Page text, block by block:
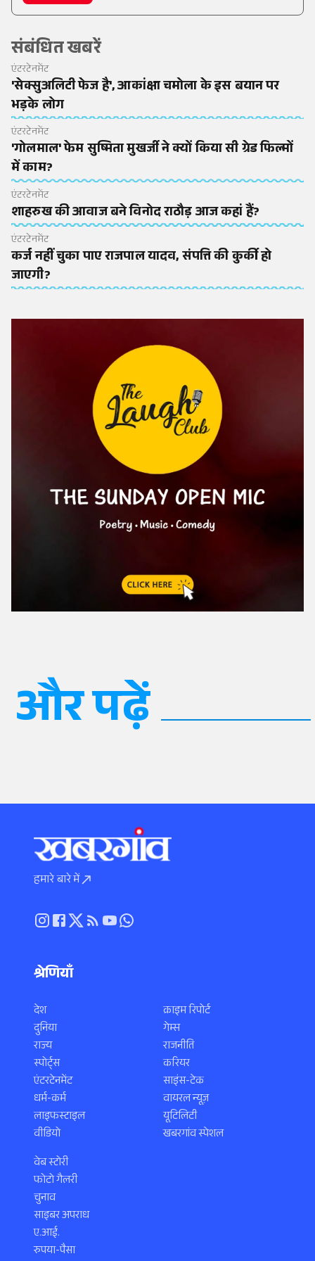
संबंधित खबरें
एंटरटेनमेंट
'सेक्सुअलिटी फेज है', आकांक्षा चमोला के इस बयान पर
भड़के लोग
एंटरटेनमेंट
'गोलमाल' फेम सुष्मिता मुखर्जी ने क्यों किया सी ग्रेड फिल्मों
में काम?
एंटरटेनमेंट
शाहरुख की आवाज बने विनोद राठौड़ आज कहां हैं?
एंटरटेनमेंट
कर्ज नहीं चुका पाए राजपाल यादव, संपत्ति की कुर्की हो
जाएगी?
और पढ़ें
हमारे बारे में
श्रेणियाँ
देश
दुनिया
राज्य
स्पोर्ट्स
एंटरटेनमेंट
धर्म-कर्म
लाइफस्टाइल
वीडियो
क्राइम रिपोर्ट
गेम्स
राजनीति
करियर
साइंस-टेक
वायरल न्यूज़
यूटिलिटी
खबरगांव स्पेशल
वेब स्टोरी
फोटो गैलरी
चुनाव
साइबर अपराध
ए.आई.
रुपया-पैसा